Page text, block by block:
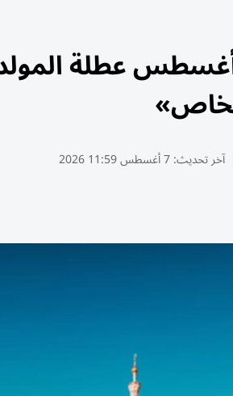
28 أغسطس
آخر تحديث:7 أغسطس 11:59 2026